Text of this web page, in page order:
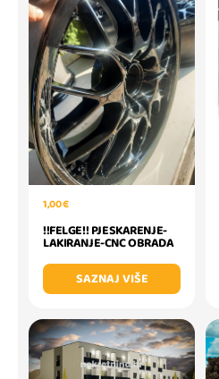
1,00 €
!!FELGE!! PJESKARENJE-
LAKIRANJE-CNC OBRADA
SAZNAJ VIŠE